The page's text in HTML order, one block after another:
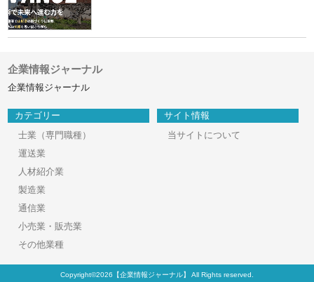
企業情報ジャーナル
企業情報ジャーナル
カテゴリー
士業（専門職種）
運送業
人材紹介業
製造業
通信業
小売業・販売業
その他業種
サイト情報
当サイトについて
Copyright©2026【企業情報ジャーナル】 All Rights reserved.